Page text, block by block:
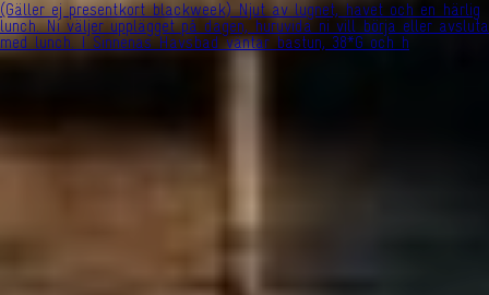
(Gäller ej presentkort blackweek) Njut av lugnet, havet och en härlig
lunch. Ni väljer upplägget på dagen, huruvida ni vill börja eller avsluta
med lunch. I Sinnenas Havsbad väntar bastun, 38*G och h